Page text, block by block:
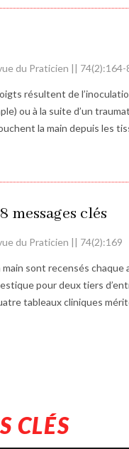
du Praticien || 74(2):164-
résultent de
ou à la suite d’un
la main depuis les
messages clés
du Praticien || 74(2):169
sont recensés
pour deux tiers
tableaux cliniques
CLÉS